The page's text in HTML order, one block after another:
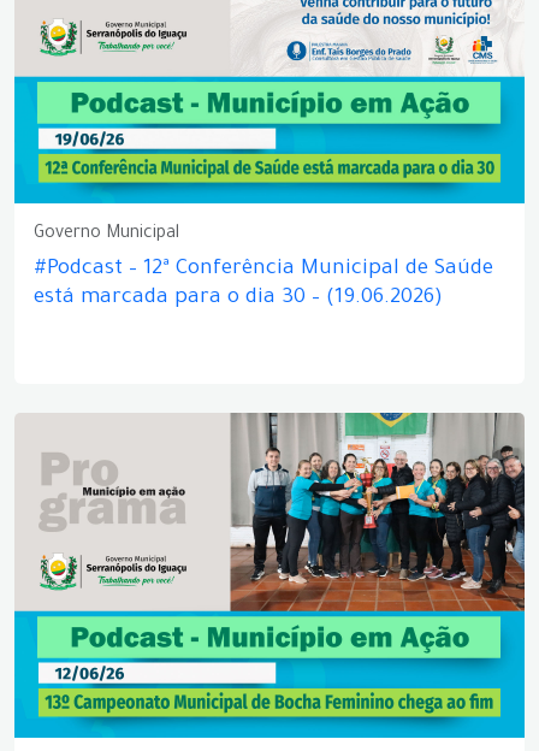
Governo Municipal
#Podcast – 12ª Conferência Municipal de Saúde
está marcada para o dia 30 – (19.06.2026)